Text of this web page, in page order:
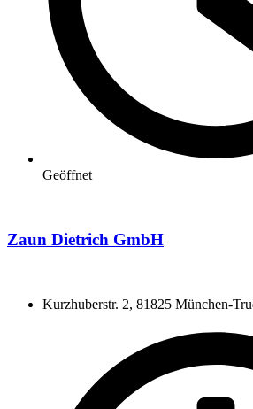
Geöffnet
Zaun Dietrich GmbH
Kurzhuberstr. 2, 81825 München-